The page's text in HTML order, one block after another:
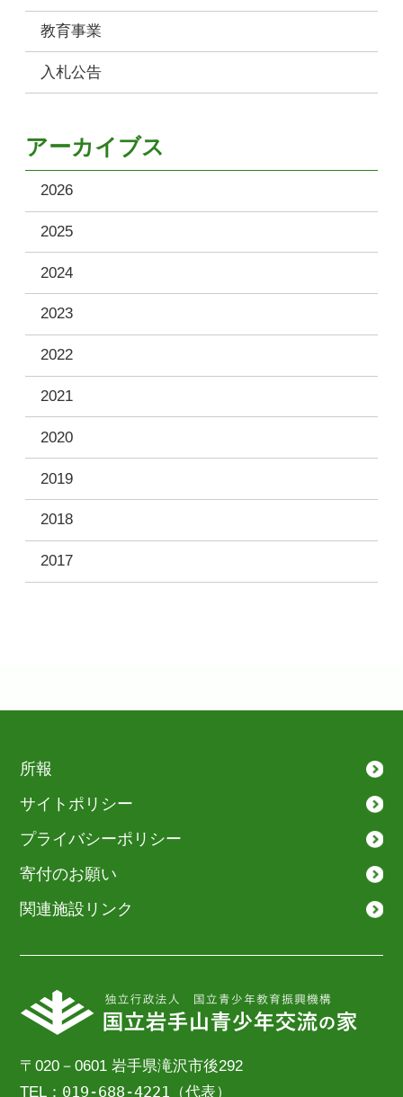
教育事業
入札公告
アーカイブス
2026
2025
2024
2023
2022
2021
2020
2019
2018
2017
〒020－0601 岩手県滝沢市後292
TEL： 019-688-4221 （代表）
所報
サイトポリシー
プライバシーポリシー
寄付のお願い
関連施設リンク